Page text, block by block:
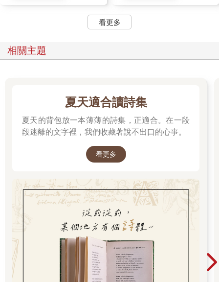
看更多
相關主題
夏天適合讀詩集
夏天的背包放一本薄薄的詩集，正適合。在一段
段迷離的文字裡，我們收藏著說不出口的心事。
看更多